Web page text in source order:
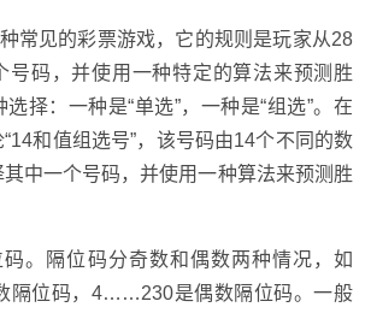
常见的彩票游戏，它的规则是玩家从28
号码，并使用一种特定的算法来预测胜
择：一种是“单选”，一种是“组选”。在
和值组选号”，该号码由14个不同的数
中一个号码，并使用一种算法来预测胜
。隔位码分奇数和偶数两种情况，如
位码，4……230是偶数隔位码。一般